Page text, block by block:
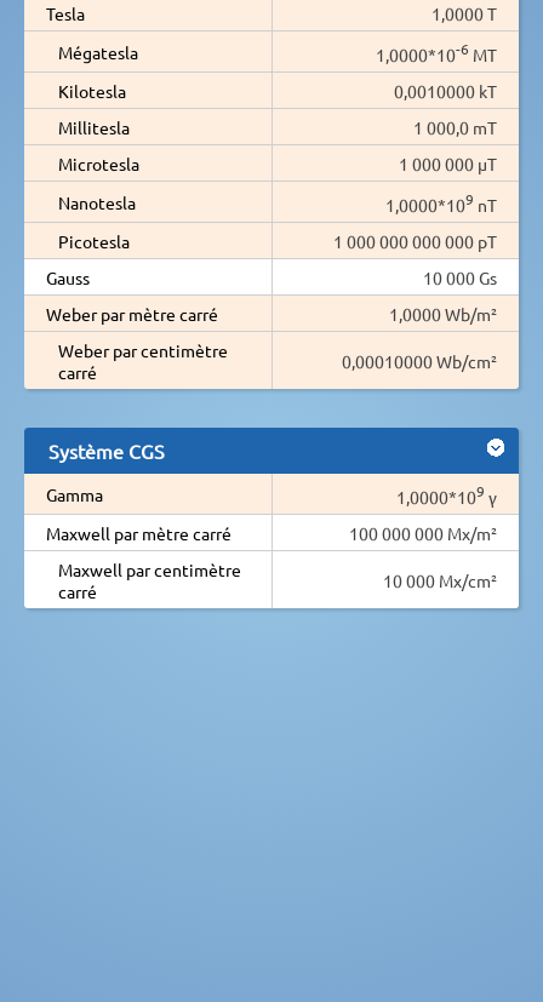
Tesla
1,0000 T
Mégatesla
1,0000*10-6 MT
Kilotesla
0,0010000 kT
Millitesla
1 000,0 mT
Microtesla
1 000 000 µT
Nanotesla
1,0000*109 nT
Picotesla
1 000 000 000 000 pT
Gauss
10 000 Gs
Weber par mètre carré
1,0000 Wb/m²
Weber par centimètre
carré
0,00010000 Wb/cm²
Système CGS
Gamma 1,0000*109 γ
Maxwell par mètre carré
100 000 000 Mx/m²
Maxwell par centimètre
carré
10 000 Mx/cm²